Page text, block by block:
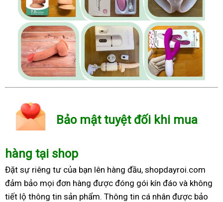
Bảo mật tuyệt đối khi mua
hàng tại shop
Đặt sự riêng tư của bạn lên hàng đầu, shopdayroi.com
đảm bảo mọi đơn hàng được đóng gói kín đáo và không
tiết lộ thông tin sản phẩm. Thông tin cá nhân được bảo